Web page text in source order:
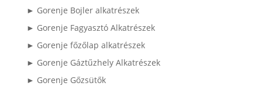
► Gorenje Bojler alkatrészek
► Gorenje Fagyasztó Alkatrészek
► Gorenje főzőlap alkatrészek
► Gorenje Gáztűzhely Alkatrészek
► Gorenje Gőzsütők